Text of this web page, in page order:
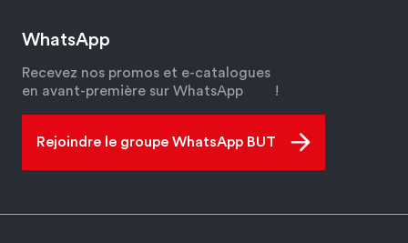
WhatsApp
Recevez nos promos et e-catalogues
en avant-première sur WhatsApp
!
Rejoindre le groupe WhatsApp BUT